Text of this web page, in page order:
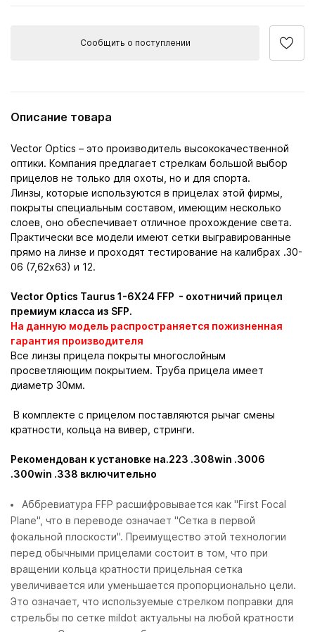
Сообщить о поступлении
Описание товара
Vector Optics – это производитель высококачественной
оптики. Компания предлагает стрелкам большой выбор
прицелов не только для охоты, но и для спорта.
Линзы, которые используются в прицелах этой фирмы,
покрыты специальным составом, имеющим несколько
слоев, оно обеспечивает отличное прохождение света.
Практически все модели имеют сетки выгравированные
прямо на линзе и проходят тестирование на калибрах .30-
06 (7,62х63) и 12.
Vector Optics Taurus 1-6X24 FFP - охотничий прицел
премиум класса из SFP.
На данную модель распространяется пожизненная
гарантия производителя
Все линзы прицела покрыты многослойным
просветляющим покрытием. Труба прицела имеет
диаметр 30мм.
В комплекте с прицелом поставляются рычаг смены
кратности, кольца на вивер, стринги.
Рекомендован к установке на.223 .308win .3006
.300win .338 включительно
Аббревиатура FFP расшифровывается как "First Focal
Plane", что в переводе означает "Сетка в первой
фокальной плоскости". Преимущество этой технологии
перед обычными прицелами состоит в том, что при
вращении кольца кратности прицельная сетка
увеличивается или уменьшается пропорционально цели.
Это означает, что используемые стрелком поправки для
стрельбы по сетке mildot актуальны на любой кратности